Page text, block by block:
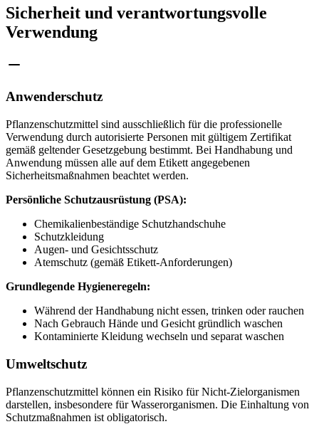
Sicherheit und verantwortungsvolle
Verwendung
Anwenderschutz
Pflanzenschutzmittel sind ausschließlich für die professionelle
Verwendung durch autorisierte Personen mit gültigem Zertifikat
gemäß geltender Gesetzgebung bestimmt. Bei Handhabung und
Anwendung müssen alle auf dem Etikett angegebenen
Sicherheitsmaßnahmen beachtet werden.
Persönliche Schutzausrüstung (PSA):
Chemikalienbeständige Schutzhandschuhe
Schutzkleidung
Augen- und Gesichtsschutz
Atemschutz (gemäß Etikett-Anforderungen)
Grundlegende Hygieneregeln:
Während der Handhabung nicht essen, trinken oder rauchen
Nach Gebrauch Hände und Gesicht gründlich waschen
Kontaminierte Kleidung wechseln und separat waschen
Umweltschutz
Pflanzenschutzmittel können ein Risiko für Nicht-Zielorganismen
darstellen, insbesondere für Wasserorganismen. Die Einhaltung von
Schutzmaßnahmen ist obligatorisch.